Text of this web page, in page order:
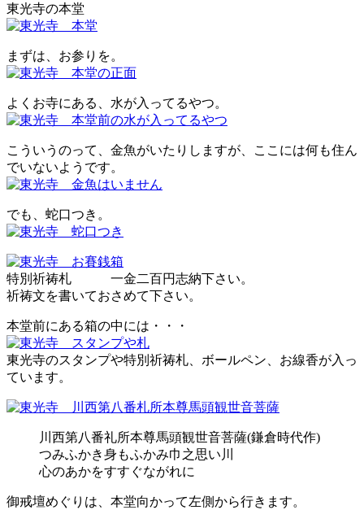
東光寺の本堂
まずは、お参りを。
よくお寺にある、水が入ってるやつ。
こういうのって、金魚がいたりしますが、ここには何も住ん
でいないようです。
でも、蛇口つき。
特別祈祷札 一金二百円志納下さい。
祈祷文を書いておさめて下さい。
本堂前にある箱の中には・・・
東光寺のスタンプや特別祈祷札、ボールペン、お線香が入っ
ています。
川西第八番礼所本尊馬頭観世音菩薩(鎌倉時代作)
つみふかき身もふかみ巾之思い川
心のあかをすすぐながれに
御戒壇めぐりは、本堂向かって左側から行きます。